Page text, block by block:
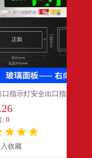
口指示灯安全出口指示牌嵌
嵌墙逃生停电指示灯暗装疏
式-360【右向】不带底盒
:0
收藏